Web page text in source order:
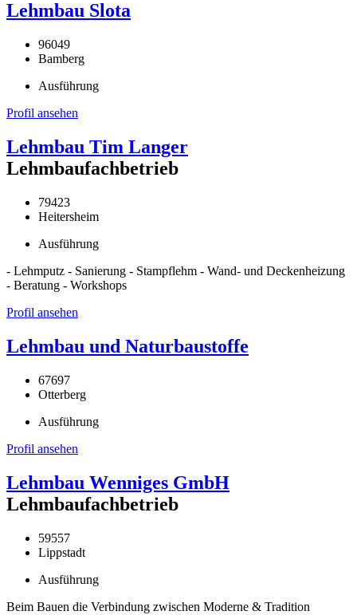
Lehmbau Slota
96049
Bamberg
Ausführung
Profil ansehen
Lehmbau Tim Langer
Lehmbaufachbetrieb
79423
Heitersheim
Ausführung
- Lehmputz - Sanierung - Stampflehm - Wand- und Deckenheizung
- Beratung - Workshops
Profil ansehen
Lehmbau und Naturbaustoffe
67697
Otterberg
Ausführung
Profil ansehen
Lehmbau Wenniges GmbH
Lehmbaufachbetrieb
59557
Lippstadt
Ausführung
Beim Bauen die Verbindung zwischen Moderne & Tradition